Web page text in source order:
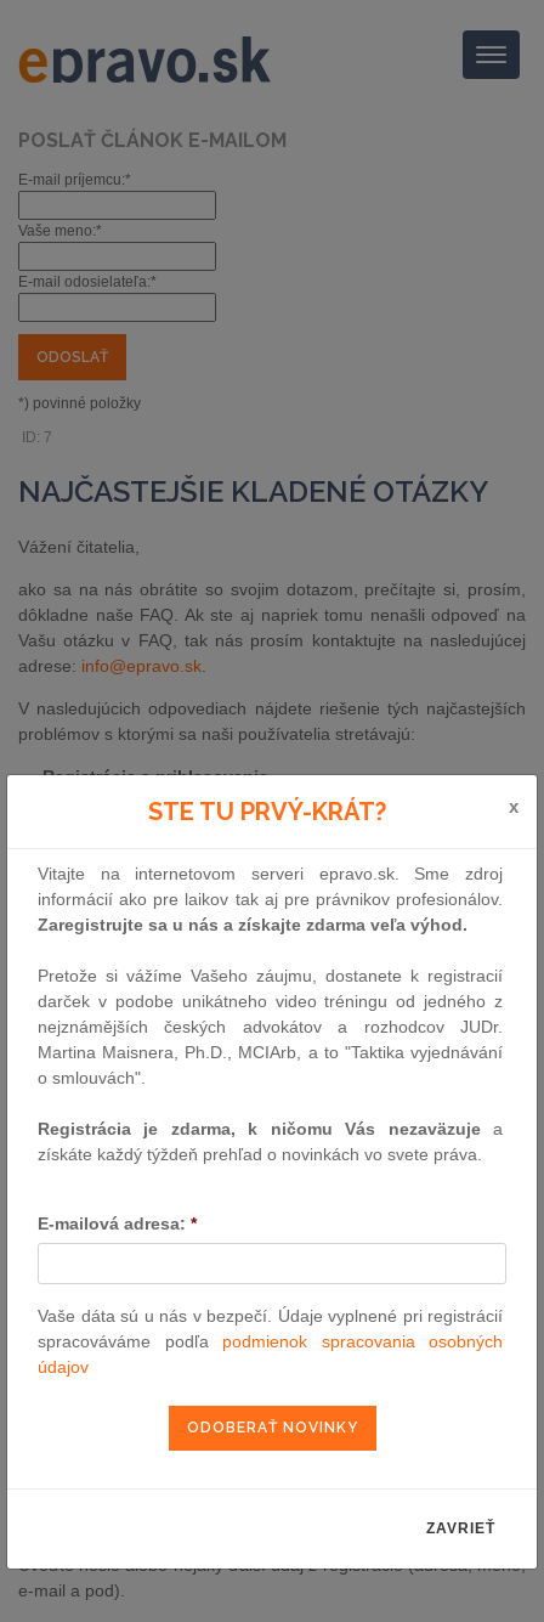
Menu
POSLAŤ ČLÁNOK E-MAILOM
E-mail príjemcu:*
Vaše meno:*
E-mail odosielateľa:*
*) povinné položky
ID: 7
NAJČASTEJŠIE KLADENÉ OTÁZKY
Vážení čitatelia,
ako sa na nás obrátite so svojim dotazom, prečítajte si, prosím,
dôkladne naše FAQ. Ak ste aj napriek tomu nenašli odpoveď na
Vašu otázku v FAQ, tak nás prosím kontaktujte na nasledujúcej
adrese: info@epravo.sk
V nasledujúcich odpovediach nájdete riešenie tých najčastejších
problémov s ktorými sa naši používatelia stretávajú:
Registrácia a prihlasovanie
Zbierka zákonov a vyhľadávanie
Ostatné
Registrácia a prihlasovanie
Otázka:Zaregistroval som sa na stránkach epravo.sk, ale
nemôžem sa pod zvoleným užívateľským menom a heslom
prihlásiť?
Odpoveď: Po vyplnení registračného formulára musia byť dáta
Vami zadané uložená našimi pracovníkmi do databázy.
niekoľko hodín, než sa stane Vaša registrácia aktívny.
Odpoveď: Skontrolujte či zadávate správne používateľské meno a
heslo, najmä ak ste napr. registráciu vykonal viackrát. Najčastejšie
zašleme (pre kontrolu) správne heslo. V žiadosti uveďte Vaše
užívateľské meno a e-mail pod ktorým ste sa registroval.
Odpoveď: Stačí nás požiadať o zaslanie hesla. Uveďte
Odpoveď: Stačí nás požiadať o zaslanie užívateľského mena.
Uveďte heslo alebo nejaký ďalší údaj z registrácie (adresa, meno,
e-mail a pod).
STE TU PRVÝ-KRÁT? x
Vitajte na internetovom serveri epravo.sk. Sme zdroj
informácií ako pre laikov tak aj pre právnikov profesionálov.
Zaregistrujte sa u nás a získajte zdarma veľa výhod.
Pretože si vážíme Vašeho záujmu, dostanete k registracií
darček v podobe unikátneho video tréningu od jedného z
nejznámějších českých advokátov a rozhodcov JUDr.
Martina Maisnera, Ph.D., MCIArb, a to "Taktika vyjednávání
o smlouvách".
Registrácia je zdarma, k ničomu Vás nezaväzujea
získáte každý týždeň prehľad o novinkách vo svete práva.
E-mailová adresa: *
Vaše dáta sú u nás v bezpečí. Údaje vyplnené pri registrácií
spracováváme podľa podmienok spracovania osobných
údajov
ZAVRIEŤ